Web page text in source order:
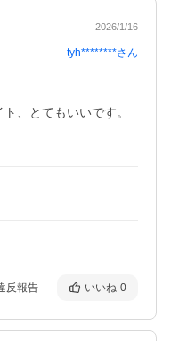
2026/1/16
tyh********さん
、とてもいいです。
反報告 いいね 0